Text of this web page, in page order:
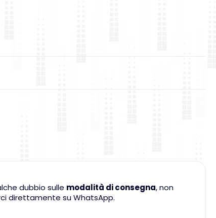
dubbio sulle modalità di consegna, non
direttamente su WhatsApp.